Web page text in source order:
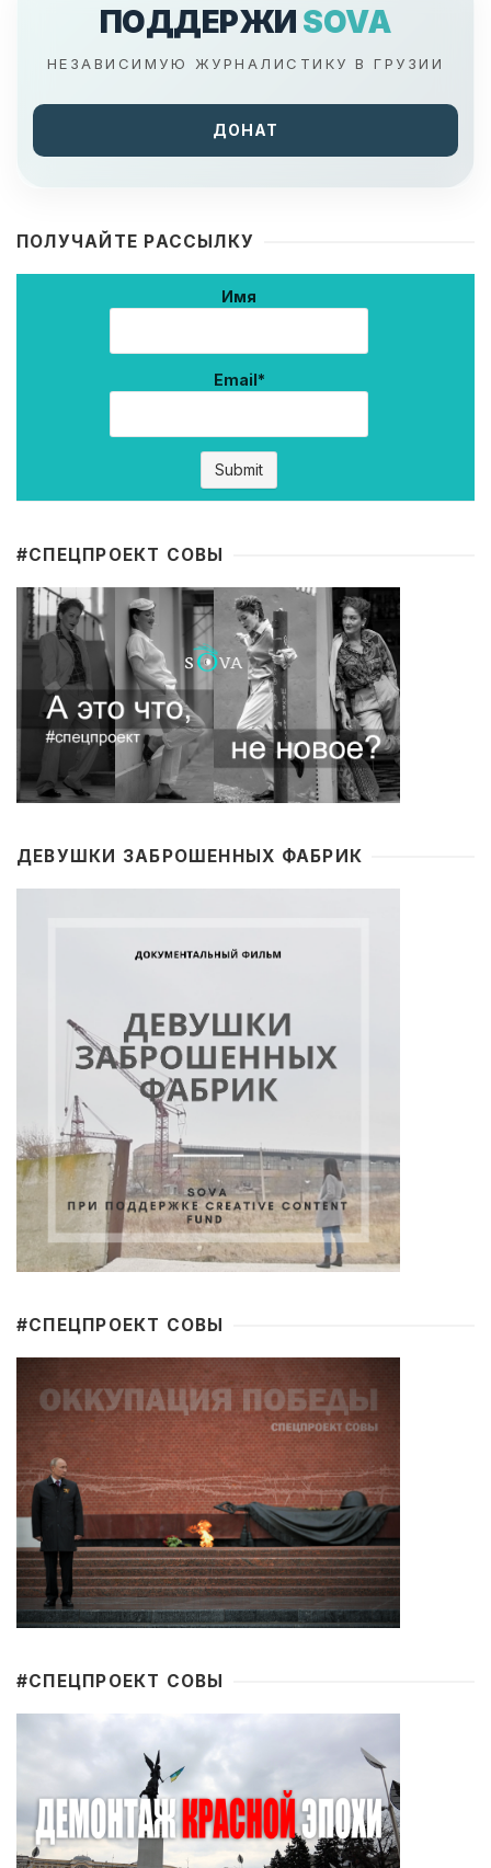
ПОДДЕРЖИ SOVA
НЕЗАВИСИМУЮ ЖУРНАЛИСТИКУ В ГРУЗИИ
ДОНАТ
ПОЛУЧАЙТЕ РАССЫЛКУ
Имя
Email*
#CПЕЦПРОЕКТ СОВЫ
ДЕВУШКИ ЗАБРОШЕННЫХ ФАБРИК
#CПЕЦПРОЕКТ СОВЫ
#CПЕЦПРОЕКТ СОВЫ